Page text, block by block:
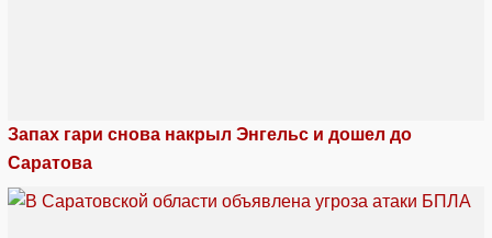
Запах гари снова накрыл Энгельс и дошел до
Саратова